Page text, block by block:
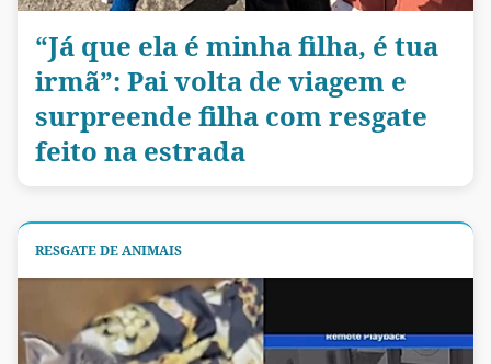
“Já que ela é minha filha, é tua
irmã”: Pai volta de viagem e
surpreende filha com resgate
feito na estrada
RESGATE DE ANIMAIS